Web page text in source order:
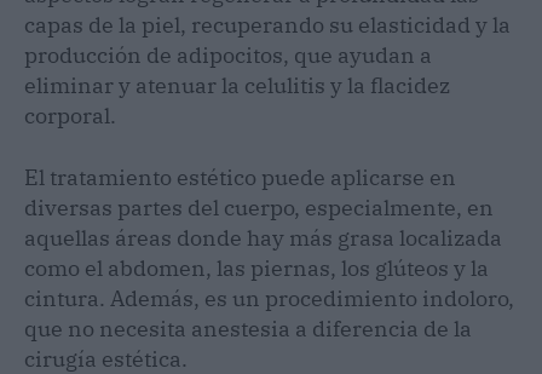
capas de la piel, recuperando su elasticidad y la
producción de adipocitos, que ayudan a
eliminar y atenuar la celulitis y la flacidez
corporal.
El tratamiento estético puede aplicarse en
diversas partes del cuerpo, especialmente, en
aquellas áreas donde hay más grasa localizada
como el abdomen, las piernas, los glúteos y la
cintura. Además, es un procedimiento indoloro,
que no necesita anestesia a diferencia de la
cirugía estética.